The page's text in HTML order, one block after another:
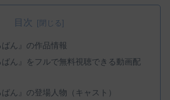
目次
ん』の作品情報
ん』をフルで無料視聴できる動画配
ん』の登場人物（キャスト）